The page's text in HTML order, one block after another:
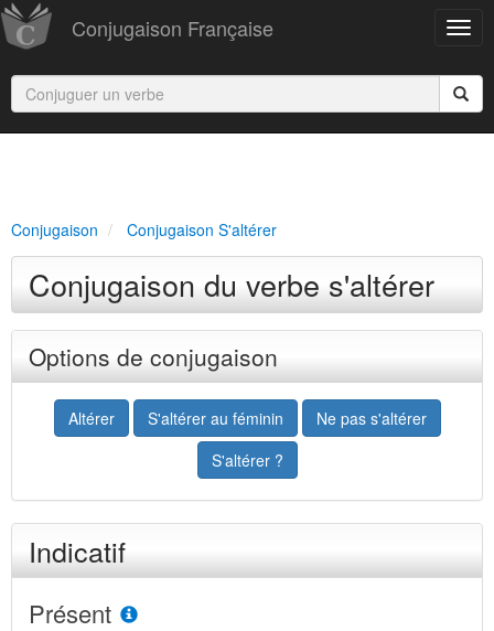
Conjugaison Française
Conjugaison Conjugaison S'altérer
Conjugaison du verbe s'altérer
Options de conjugaison
Altérer S'altérer au féminin
Ne pas s'altérer
S'altérer ?
Indicatif
Présent